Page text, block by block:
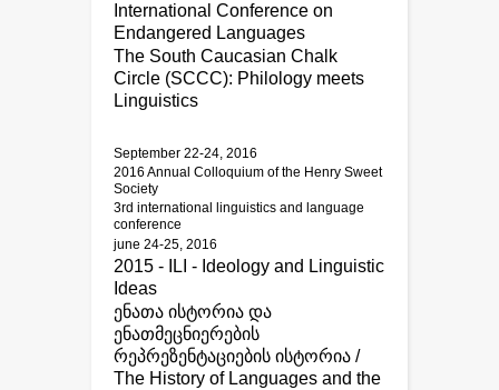
International Conference on
Endangered Languages
The South Caucasian Chalk
Circle (SCCC): Philology meets
Linguistics
September 22-24, 2016
2016 Annual Colloquium of the Henry Sweet
Society
3rd international linguistics and language
conference
june 24-25, 2016
2015 - ILI - Ideology and Linguistic
Ideas
ენათა ისტორია და
ენათმეცნიერების
რეპრეზენტაციების ისტორია /
The History of Languages and the